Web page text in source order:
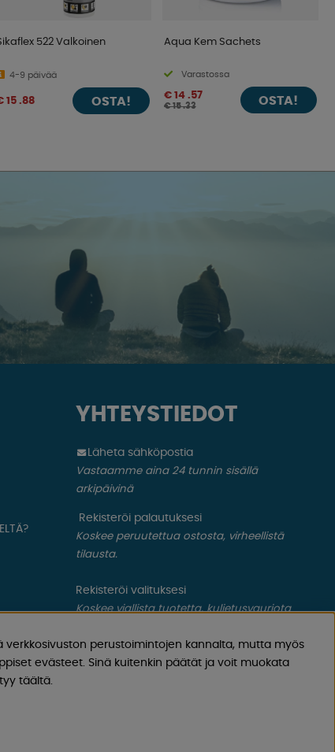
522 Valkoinen
4-9 päivää
15 .88 OSTA!
Aqua Kem Sachets
Varastossa
€ 14 .57
€ 15 .33 OSTA!
YHTEYSTIEDOT
Läheta sähköpostia
Vastaamme aina 24 tunnin sisällä
arkipäivinä
Rekisteröi palautuksesi
Koskee peruutettua ostosta, virheellistä
tilausta.
Rekisteröi valituksesi
Koskee viallista tuotetta, kuljetusvauriota
perustoimintojen kannalta, mutta myös
evästeet. Sinä kuitenkin päätät ja voit muokata
täältä.